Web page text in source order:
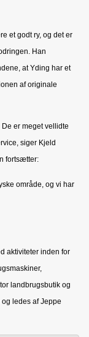
et godt ry, og det er
Han
at Yding har et
af originale
er meget vellidte
siger Kjeld
fortsætter:
område, og vi har
aktiviteter inden for
landbrugsbutik og
ledes af Jeppe